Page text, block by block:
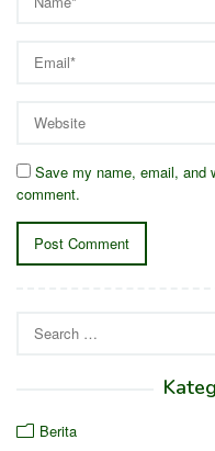
Save my name, email, and
comment.
for:
Berita